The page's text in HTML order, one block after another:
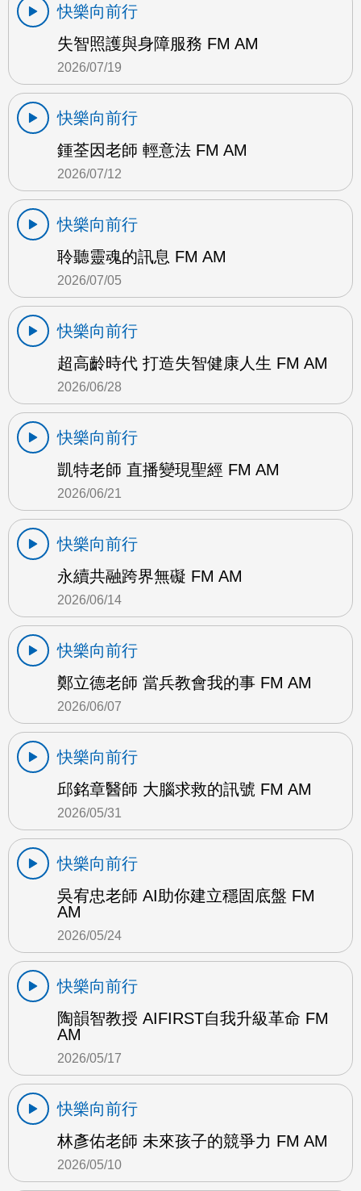
快樂向前行
失智照護與身障服務 FM AM
2026/07/19
快樂向前行
鍾荃因老師 輕意法 FM AM
2026/07/12
快樂向前行
聆聽靈魂的訊息 FM AM
2026/07/05
快樂向前行
超高齡時代 打造失智健康人生 FM AM
2026/06/28
快樂向前行
凱特老師 直播變現聖經 FM AM
2026/06/21
快樂向前行
永續共融跨界無礙 FM AM
2026/06/14
快樂向前行
鄭立德老師 當兵教會我的事 FM AM
2026/06/07
快樂向前行
邱銘章醫師 大腦求救的訊號 FM AM
2026/05/31
快樂向前行
吳宥忠老師 AI助你建立穩固底盤 FM
AM
2026/05/24
快樂向前行
陶韻智教授 AIFIRST自我升級革命 FM
AM
2026/05/17
快樂向前行
林彥佑老師 未來孩子的競爭力 FM AM
2026/05/10